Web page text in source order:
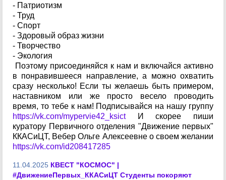
- Патриотизм
- Труд
- Спорт
- Здоровый образ жизни
- Творчество
- Экология
Поэтому присоединяйся к нам и включайся активно
в понравившееся направление, а можно охватить
сразу несколько! Если ты желаешь быть примером,
наставником или же просто весело проводить
время, то тебе к нам! Подписывайся на нашу группу
https://vk.com/mypervie42_ksictИ скорее пиши
куратору Первичного отделения "Движение первых"
ККАСиЦТ, Вебер Ольге Алексеевне о своем желании
https://vk.com/id208417285
11.04.2025 КВЕСТ "КОСМОС" |
#ДвижениеПервых_ККАСиЦТ Студенты покоряют